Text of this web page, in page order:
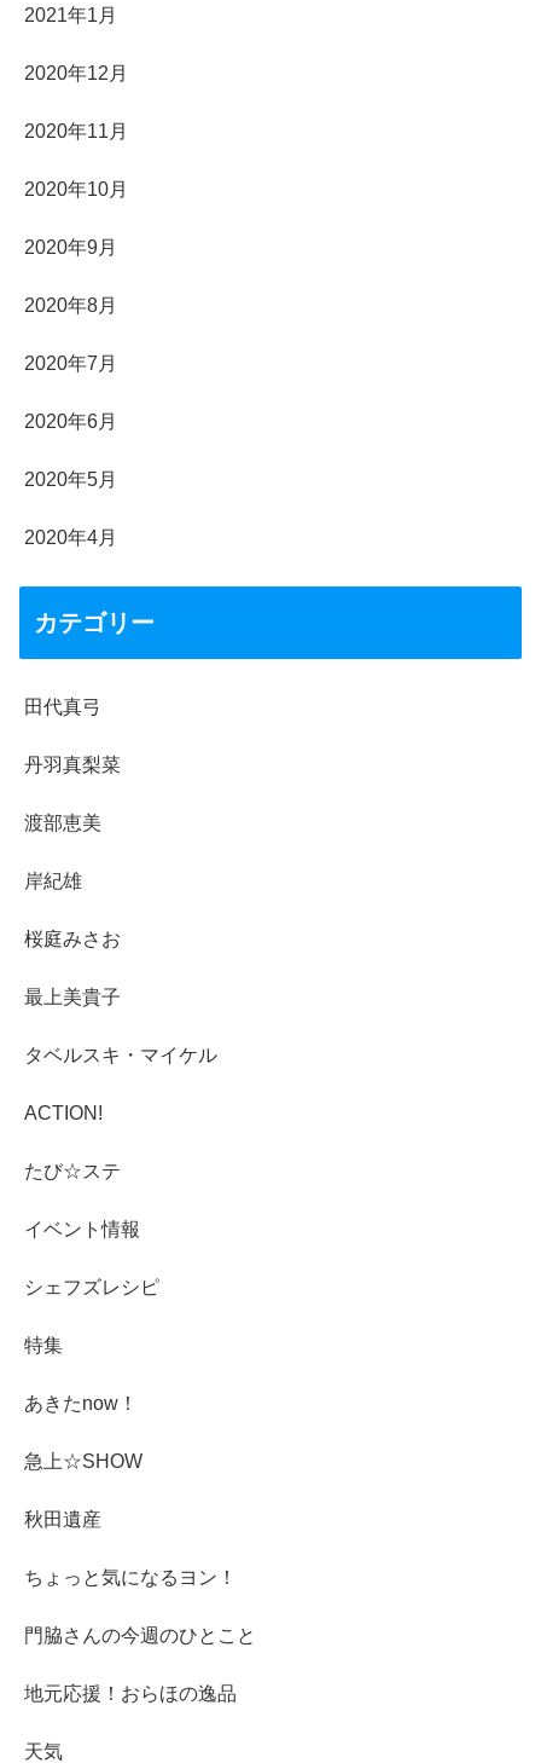
2021年1月
2020年12月
2020年11月
2020年10月
2020年9月
2020年8月
2020年7月
2020年6月
2020年5月
2020年4月
カテゴリー
田代真弓
丹羽真梨菜
渡部恵美
岸紀雄
桜庭みさお
最上美貴子
タベルスキ・マイケル
ACTION!
たび☆ステ
イベント情報
シェフズレシピ
特集
あきたnow！
急上☆SHOW
秋田遺産
ちょっと気になるヨン！
門脇さんの今週のひとこと
地元応援！おらほの逸品
天気